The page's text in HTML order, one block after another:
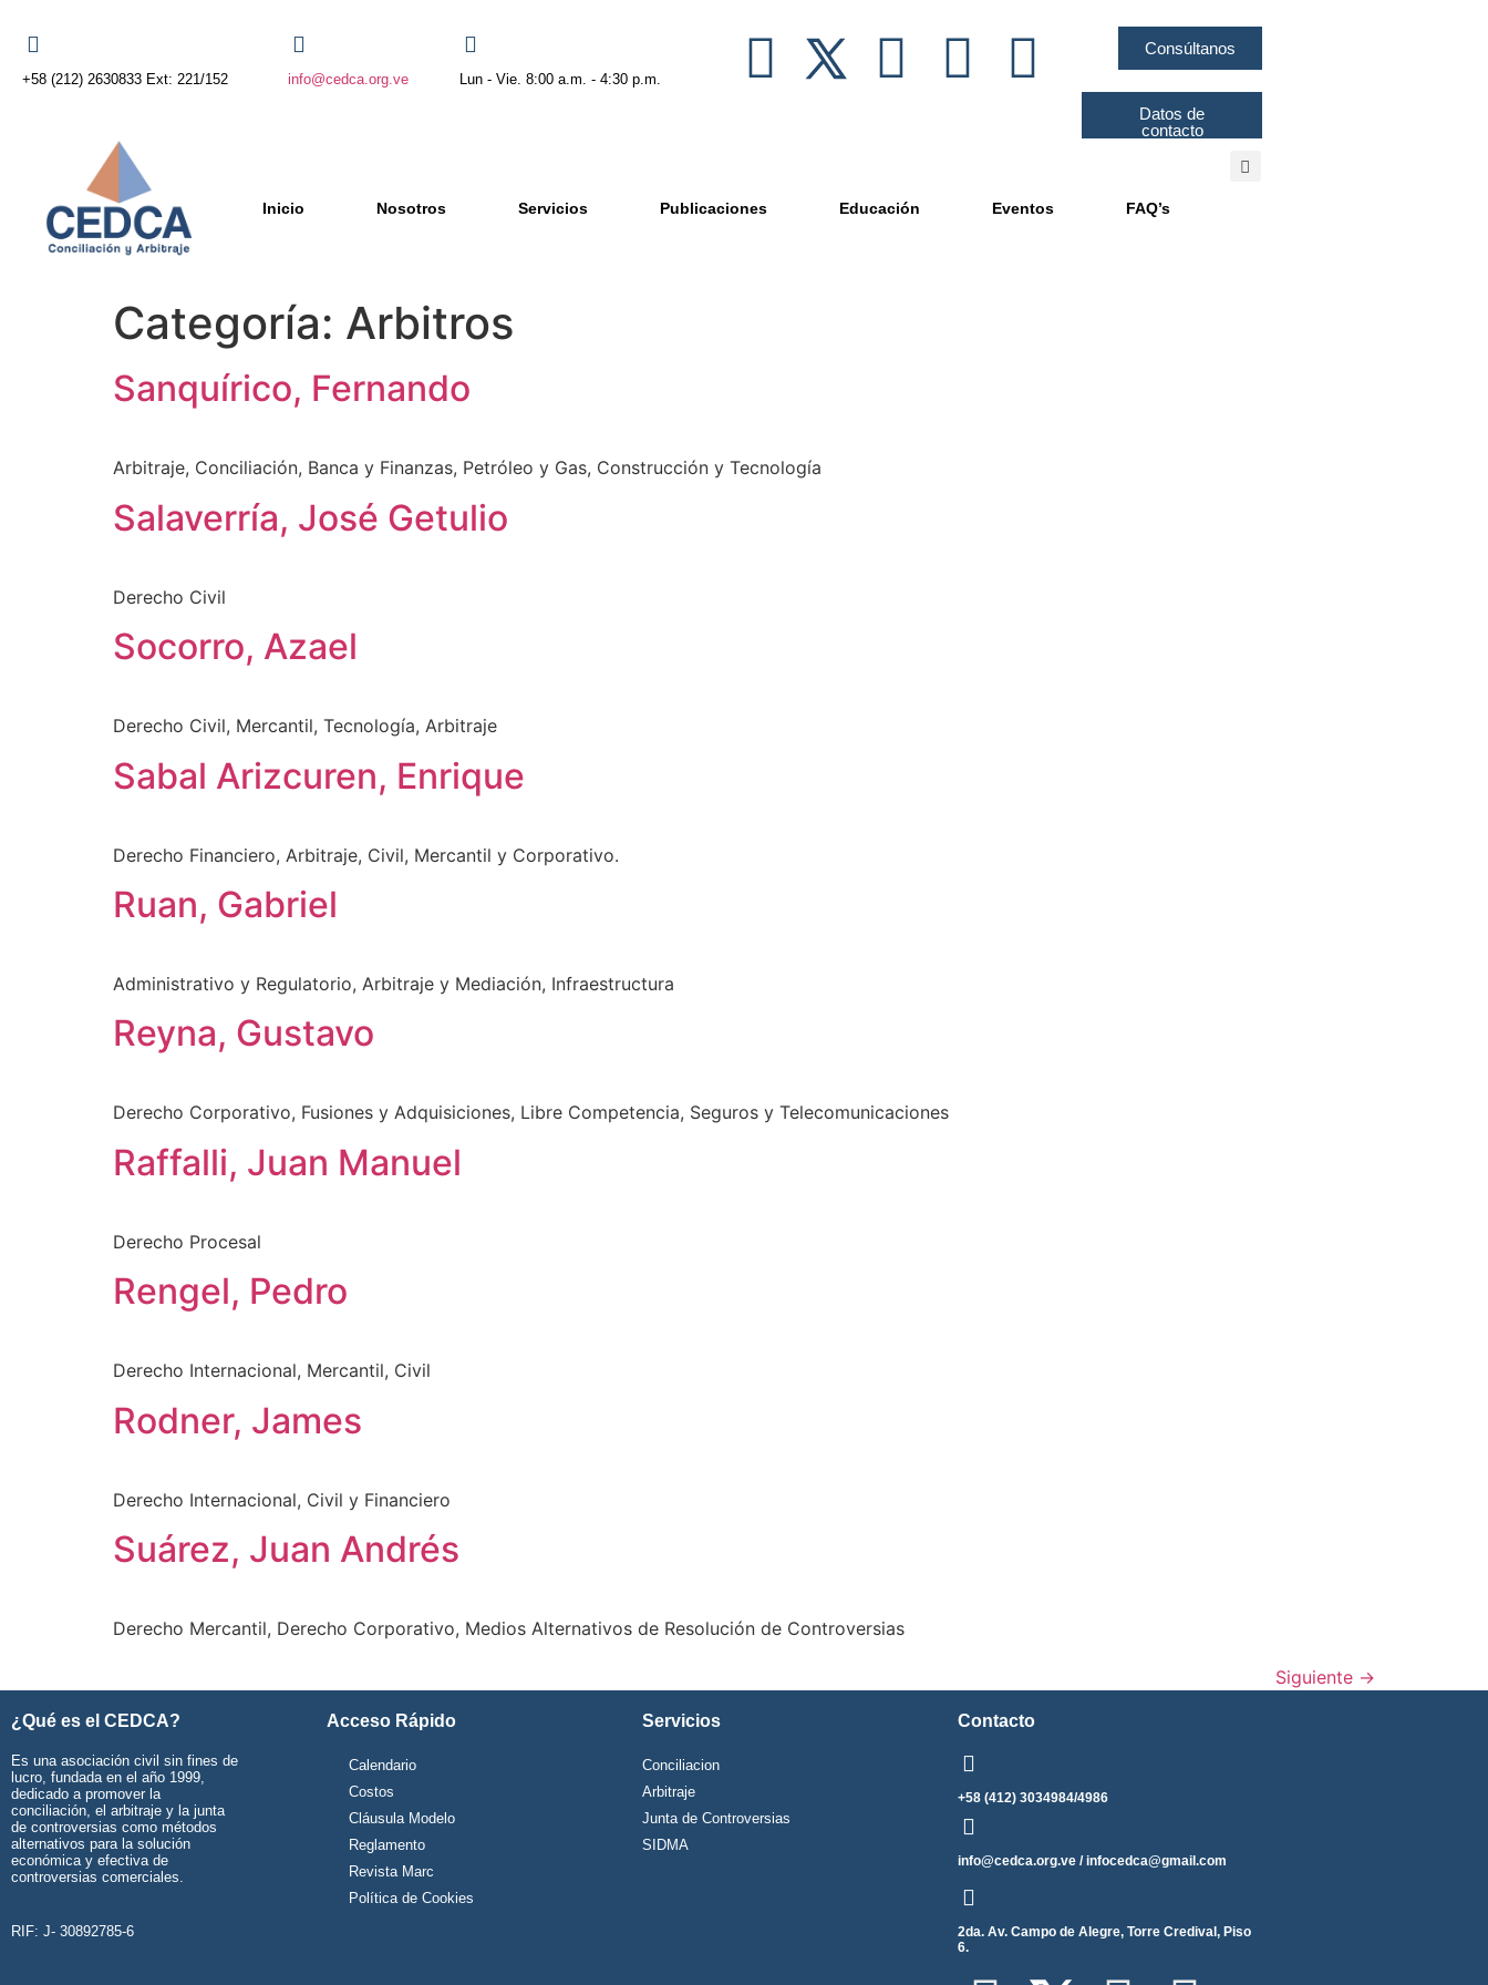
+58 (212) 2630833 Ext: 221/152 info@cedca.org.ve Lun - Vie. 8:00 a.m. - 4:30 p.m.
Consúltanos
Datos de
contacto
Inicio Nosotros Servicios Publicaciones Educación Eventos FAQ’s
Categoría: Arbitros
Sanquírico, Fernando
Arbitraje, Conciliación, Banca y Finanzas, Petróleo y Gas, Construcción y Tecnología
Salaverría, José Getulio
Derecho Civil
Socorro, Azael
Derecho Civil, Mercantil, Tecnología, Arbitraje
Sabal Arizcuren, Enrique
Derecho Financiero, Arbitraje, Civil, Mercantil y Corporativo.
Ruan, Gabriel
Administrativo y Regulatorio, Arbitraje y Mediación, Infraestructura
Reyna, Gustavo
Derecho Corporativo, Fusiones y Adquisiciones, Libre Competencia, Seguros y Telecomunicaciones
Raffalli, Juan Manuel
Derecho Procesal
Rengel, Pedro
Derecho Internacional, Mercantil, Civil
Rodner, James
Derecho Internacional, Civil y Financiero
Suárez, Juan Andrés
Derecho Mercantil, Derecho Corporativo, Medios Alternativos de Resolución de Controversias
Siguiente →
¿Qué es el CEDCA?
Es una asociación civil sin fines de
lucro, fundada en el año 1999,
dedicado a promover la
conciliación, el arbitraje y la junta
de controversias como métodos
alternativos para la solución
económica y efectiva de
controversias comerciales.
RIF: J- 30892785-6
Acceso Rápido
Calendario
Costos
Cláusula Modelo
Reglamento
Revista Marc
Política de Cookies
Servicios
Conciliacion
Arbitraje
Junta de Controversias
SIDMA
Contacto
+58 (412) 3034984/4986
info@cedca.org.ve / infocedca@gmail.com
2da. Av. Campo de Alegre, Torre Credival, Piso
6.